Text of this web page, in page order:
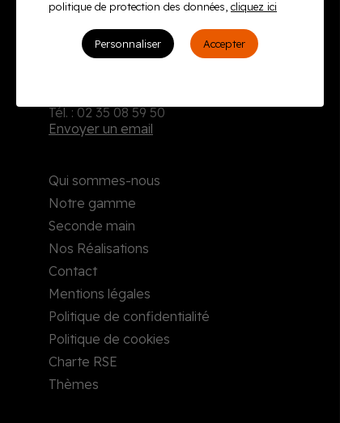
Burodoc
Tél. : 02 35 08 59 50
Envoyer un email
Qui sommes-nous
Notre gamme
Seconde main
Nos Réalisations
Contact
Mentions légales
Politique de confidentialité
Politique de cookies
Charte RSE
Thèmes
politique de protection des données, cliquez ici
Personnaliser Accepter